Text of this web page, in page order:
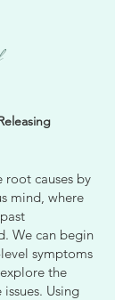
root causes by
mind, where
We can begin
symptoms
the
Using